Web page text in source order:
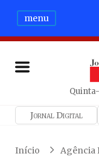
menu
Jornal Digital
Início Agência